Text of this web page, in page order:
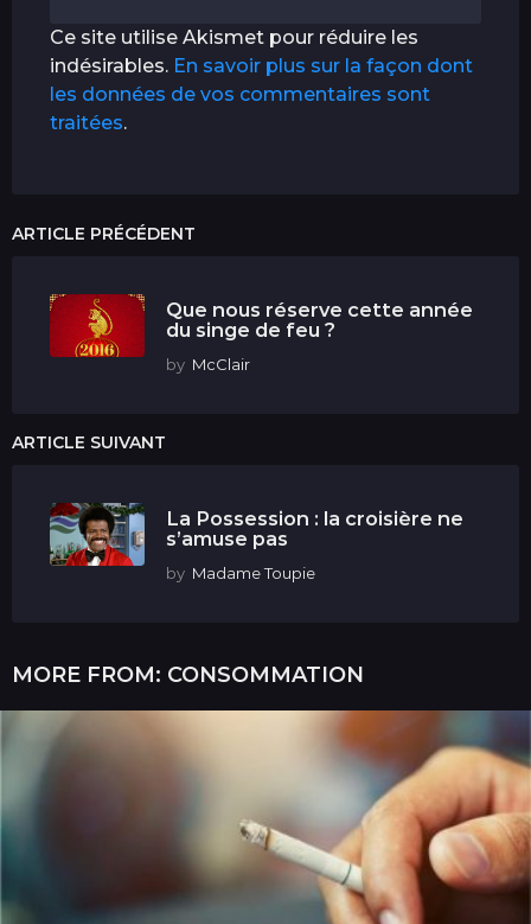
Ce site utilise Akismet pour réduire les
indésirables. En savoir plus sur la façon dont
les données de vos commentaires sont
traitées.
ARTICLE PRÉCÉDENT
Que nous réserve cette année
du singe de feu ?
by McClair
ARTICLE SUIVANT
La Possession : la croisière ne
s’amuse pas
by Madame Toupie
MORE FROM: CONSOMMATION